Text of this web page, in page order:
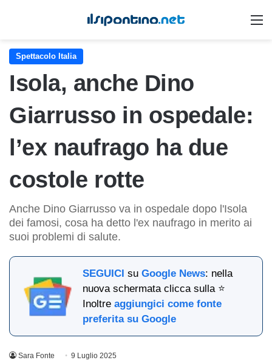
Spettacolo Italia
Isola, anche Dino
Giarrusso in ospedale:
l’ex naufrago ha due
costole rotte
Anche Dino Giarrusso va in ospedale dopo l'Isola
dei famosi, cosa ha detto l'ex naufrago in merito ai
suoi problemi di salute.
SEGUICI suGoogle News: nella
nuova schermata clicca sulla ⭐
Inoltreaggiungici come fonte
preferita su Google
Sara Fonte 9 Luglio 2025